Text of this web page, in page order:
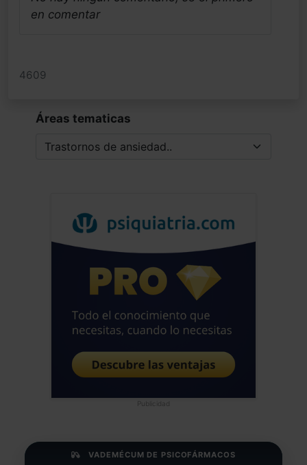
en comentar
4609
Áreas tematicas
Publicidad
VADEMÉCUM DE PSICOFÁRMACOS